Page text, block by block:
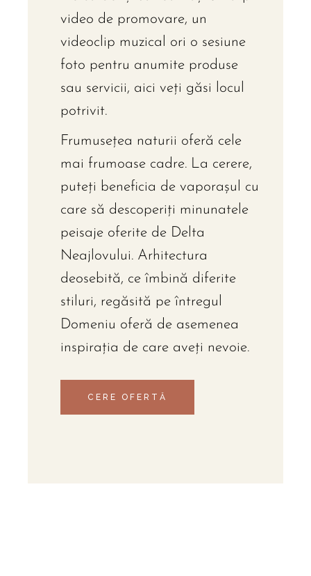
video de promovare, un
videoclip muzical ori o sesiune
foto pentru anumite produse
sau servicii, aici veți găsi locul
potrivit.
Frumusețea naturii oferă cele
mai frumoase cadre. La cerere,
puteți beneficia de vaporașul cu
care să descoperiți minunatele
peisaje oferite de Delta
Neajlovului. Arhitectura
deosebită, ce îmbină diferite
stiluri, regăsită pe întregul
Domeniu oferă de asemenea
inspirația de care aveți nevoie.
CERE OFERTĂ